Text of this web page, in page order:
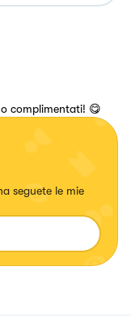
complimentati! 😋
seguete le mie